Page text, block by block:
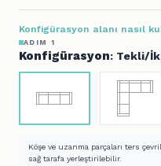
Konfigürasyon alanı nasıl
ADIM 1
Konfigürasyon: Tekli/
Köşe ve uzanma parçaları ters
sağ tarafa yerleştirilebilir.